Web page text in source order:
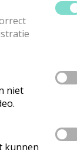
niet
kunnen